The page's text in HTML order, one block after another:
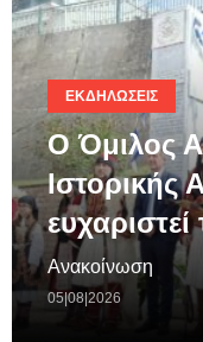
ΕΚΔΗΛΏΣΕΙΣ
Ο Όμιλος
Ιστορικής
Ανακοίνωση
05|08|2026